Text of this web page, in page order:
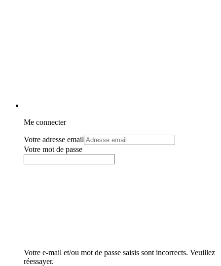
Me connecter
Votre adresse email
Votre mot de passe
Votre e-mail et/ou mot de passe saisis sont incorrects. Veuillez
réessayer.